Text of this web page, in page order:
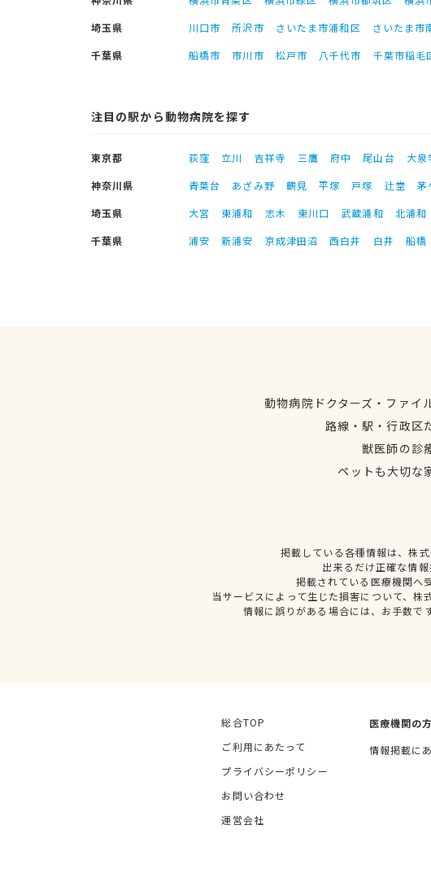
埼玉県
川口市 所沢市 さいたま市浦和区 さいたま市
千葉県
船橋市 市川市 松戸市 八千代市 千葉市稲毛
注目の駅から動物病院を探す
東京都 荻窪 立川 吉祥寺 三鷹 府中 尾山台 大泉
神奈川県
青葉台 あざみ野 鶴見 平塚 戸塚 辻堂 茅
埼玉県
大宮 東浦和 志木 東川口 武蔵浦和 北浦和
千葉県
浦安 新浦安 京成津田沼 西白井 白井 船橋
動物病院ドクターズ・ファイ
路線・駅・行政区
獣医師の診
ペットも大切な
掲載している各種情報は、株
出来るだけ正確な情
掲載されている医療機関へ
当サービスによって生じた損害について、
情報に誤りがある場合には、お手数で
総合TOP
ご利用にあたって
プライバシーポリシー
お問い合わせ
運営会社
医療機関の方
情報掲載に